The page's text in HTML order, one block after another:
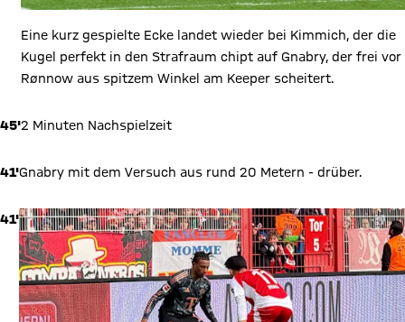
Eine kurz gespielte Ecke landet wieder bei Kimmich, der die
Kugel perfekt in den Strafraum chipt auf Gnabry, der frei vor
Rønnow aus spitzem Winkel am Keeper scheitert.
45'2 Minuten Nachspielzeit
41'Gnabry mit dem Versuch aus rund 20 Metern - drüber.
41'